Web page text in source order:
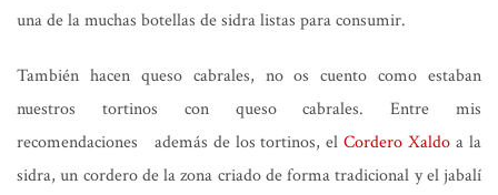
una de la muchas botellas de sidra listas para consumir.
También hacen queso cabrales, no os cuento como estaban
nuestros tortinos con queso cabrales. Entre mis
recomendaciones además de los tortinos, elCordero Xaldo a la
sidra, un cordero de la zona criado de forma tradicional y el jabalí